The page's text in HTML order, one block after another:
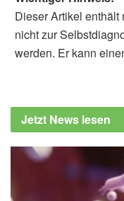
Milind
Nilotinib,
Dieser Artikel
nicht zur
werden. Er kann
Jetzt News lesen